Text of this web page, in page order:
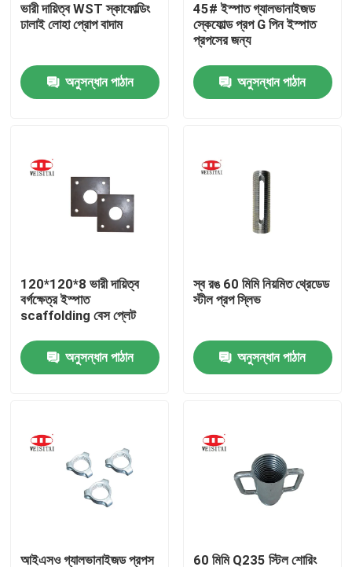
পণ্য
আমাদের সম্পর্কে
মান নিয়ন্ত্রণ
যোগাযোগ করুন
ইস্পাত ভারা পার্টস
ফ্রেম ভারা পার্টস
ভারী দায়িত্ব WST স্কাফোল্ডিং
ঢালাই লোহা প্রোপ বাদাম
অনুসন্ধান পাঠান
45# ইস্পাত গ্যালভানাইজড
স্কেফোল্ড প্রপ G পিন ইস্পাত
প্রপসের জন্য
অনুসন্ধান পাঠান
120*120*8 ভারী দায়িত্ব
বর্গক্ষেত্র ইস্পাত
scaffolding বেস প্লেট
অনুসন্ধান পাঠান
স্ব রঙ 60 মিমি নিয়মিত থ্রেডেড
স্টীল প্রপ স্লিভ
অনুসন্ধান পাঠান
আইএসও গ্যালভানাইজড প্রপস 60 মিমি Q235 স্টিল শোরিং